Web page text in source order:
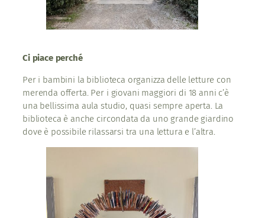
Ci piace perché
Per i bambini la biblioteca organizza delle letture con
merenda offerta. Per i giovani maggiori di 18 anni c’è
una bellissima aula studio, quasi sempre aperta. La
biblioteca è anche circondata da uno grande giardino
dove è possibile rilassarsi tra una lettura e l’altra.